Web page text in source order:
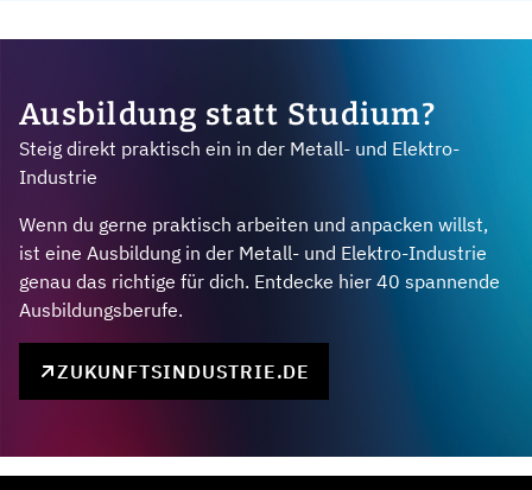
Ausbildung statt Studium?
Steig direkt praktisch ein in der Metall- und Elektro-
Industrie
Wenn du gerne praktisch arbeiten und anpacken willst,
ist eine Ausbildung in der Metall- und Elektro-Industrie
genau das richtige für dich. Entdecke hier 40 spannende
Ausbildungsberufe.
ZUKUNFTSINDUSTRIE.DE